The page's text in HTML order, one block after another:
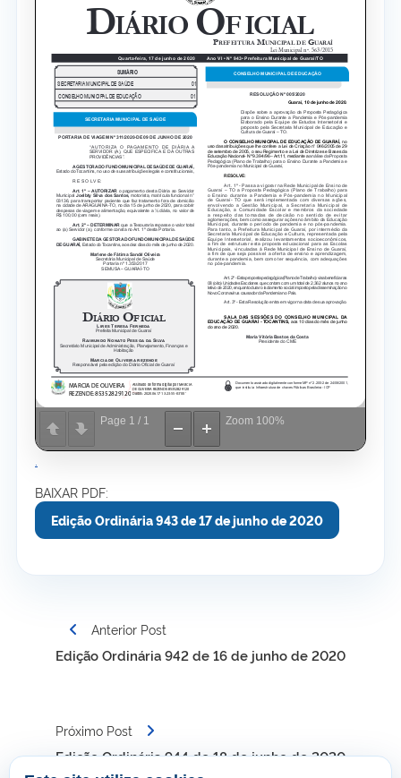
Page 1 / 1 Zoom 100%
BAIXAR PDF:
Edição Ordinária 943 de 17 de junho de 2020
Navegação
Anterior Post
Edição Ordinária 942 de 16 de junho de 2020
Próximo Post
Edição Ordinária 944 de 18 de junho de 2020